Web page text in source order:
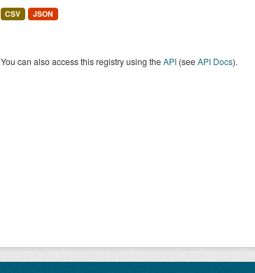
CSV JSON
You can also access this registry using theAPI(seeAPI Docs).